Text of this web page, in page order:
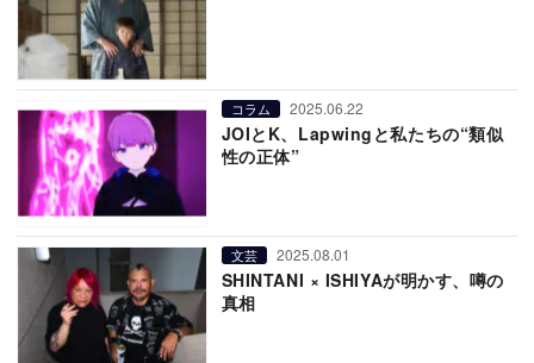
コラム 2025.06.22
JOIとK、Lapwingと私たちの“類似
性の正体”
文芸 2025.08.01
SHINTANI × ISHIYAが明かす、噂の
真相